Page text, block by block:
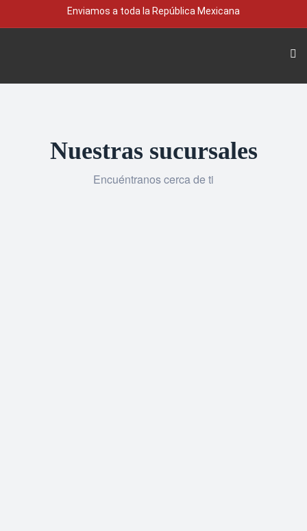
Enviamos a toda la República Mexicana
Nuestras sucursales
Encuéntranos cerca de ti